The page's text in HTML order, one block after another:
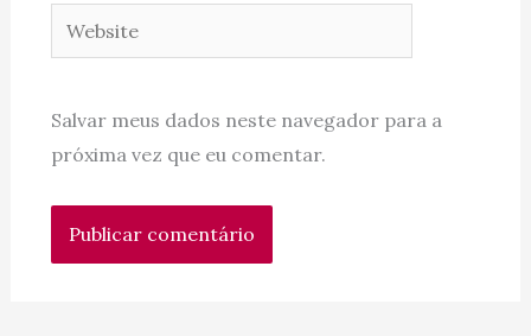
Website
Salvar meus dados neste navegador para a
próxima vez que eu comentar.